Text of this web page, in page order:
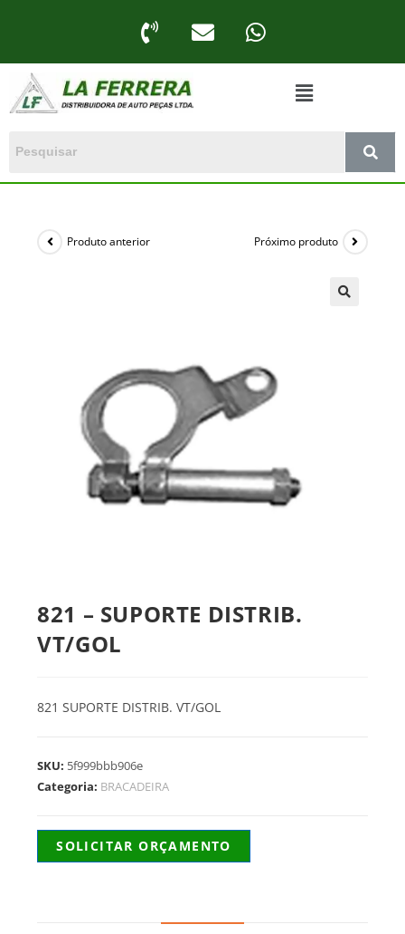
Produto anterior Próximo produto
821 – SUPORTE DISTRIB.
VT/GOL
821 SUPORTE DISTRIB. VT/GOL
SKU: 5f999bbb906e
Categoria: BRACADEIRA
SOLICITAR ORÇAMENTO